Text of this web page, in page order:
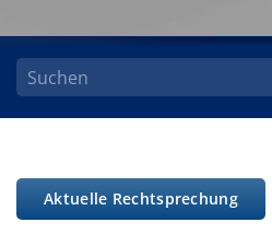
Aktuelle Rechtsprechung